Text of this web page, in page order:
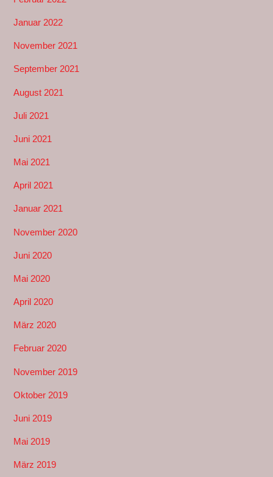
Januar 2022
November 2021
September 2021
August 2021
Juli 2021
Juni 2021
Mai 2021
April 2021
Januar 2021
November 2020
Juni 2020
Mai 2020
April 2020
März 2020
Februar 2020
November 2019
Oktober 2019
Juni 2019
Mai 2019
März 2019